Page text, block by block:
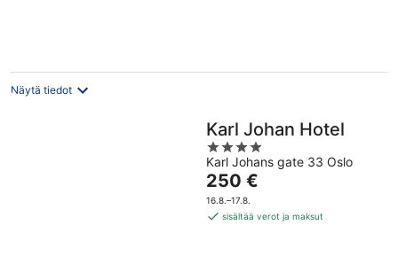
Näytä tiedot
Karl Johan Hotel
4
out
of
5
Karl Johans gate 33 Oslo
Hinta
on
250 €
250 €
16.8.–17.8.
sisältää verot ja maksut